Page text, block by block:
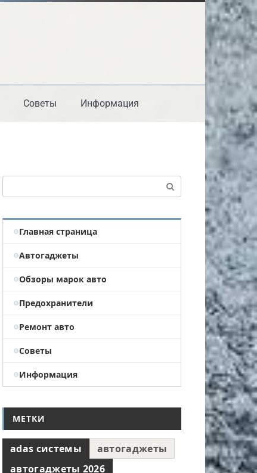
Советы Информация
Главная страница
Автогаджеты
Обзоры марок авто
Предохранители
Ремонт авто
Советы
Информация
МЕТКИ
adas системы
автогаджеты
автогаджеты 2026